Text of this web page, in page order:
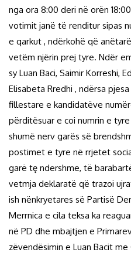
nga ora 8:00 deri në orën
votimit janë të renditur sipas
e qarkut , ndërkohë që
vetëm njërin prej tyre. Ndër
sy Luan Baci, Saimir Korreshi,
Elisabeta Rredhi , ndërsa
fillestare e kandidatëve
përditësuar e coi numrin e
shumë nerv garës së
postimet e tyre në rrjetet
garë tę ndershme, të
vetmja deklaratë që trazoi
ish nënkryetares së Partisë
Merrnica e cila teksa ka
në PD dhe mbajtjen e
zëvendësimin e Luan Bacit